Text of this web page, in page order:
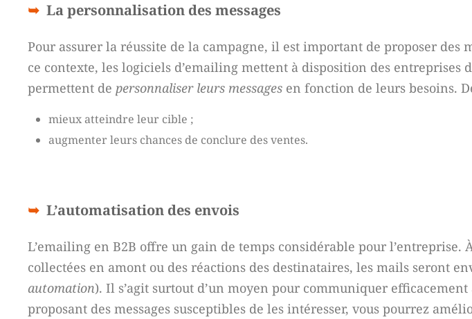
La personnalisation des messages
Pour assurer la réussite de la campagne, il est important de proposer des
ce contexte, les logiciels d’emailing mettent à disposition des
permettent de personnaliser leurs messages en fonction de leurs besoins.
mieux atteindre leur cible ;
augmenter leurs chances de conclure des ventes.
L’automatisation des envois
L’emailing en B2B offre un gain de temps considérable pour
collectées en amont ou des réactions des destinataires, les mails seront
automation). Il s’agit surtout d’un moyen pour communiquer
proposant des messages susceptibles de les intéresser, vous pourrez